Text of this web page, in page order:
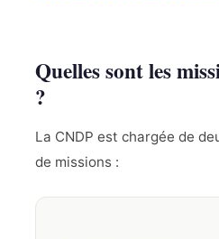
Quelles sont les
?
La CNDP est chargée de
de missions :